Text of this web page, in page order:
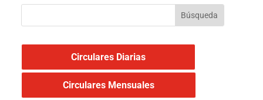
Circulares Diarias
Circulares Mensuales